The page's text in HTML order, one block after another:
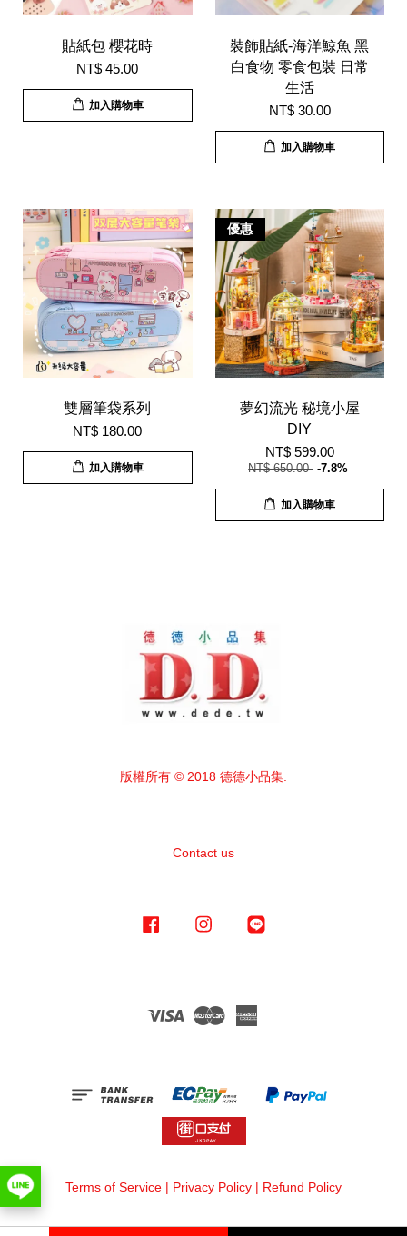
貼紙包 櫻花時
NT$ 45.00
加入購物車
裝飾貼紙-海洋鯨魚 黑
白食物 零食包裝 日常
生活
NT$ 30.00
加入購物車
雙層筆袋系列
NT$ 180.00
加入購物車
優惠
夢幻流光 秘境小屋
DIY
NT$ 599.00
NT$ 650.00 -7.8%
加入購物車
版權所有 © 2018 德德小品集.
Contact us
Facebook Instagram
Visa Master
Terms of Service | Privacy Policy | Refund Policy